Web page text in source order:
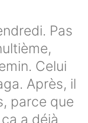
Pas
Celui
Après, il
parce que
a déjà